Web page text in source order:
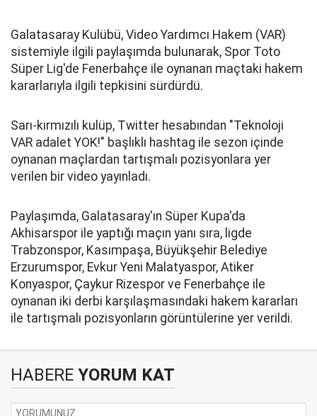
Galatasaray Kulübü, Video Yardımcı Hakem (VAR)
sistemiyle ilgili paylaşımda bulunarak, Spor Toto
Süper Lig'de Fenerbahçe ile oynanan maçtaki hakem
kararlarıyla ilgili tepkisini sürdürdü.
Sarı-kırmızılı kulüp, Twitter hesabından "Teknoloji
VAR adalet YOK!" başlıklı hashtag ile sezon içinde
oynanan maçlardan tartışmalı pozisyonlara yer
verilen bir video yayınladı.
Paylaşımda, Galatasaray'ın Süper Kupa'da
Akhisarspor ile yaptığı maçın yanı sıra, ligde
Trabzonspor, Kasımpaşa, Büyükşehir Belediye
Erzurumspor, Evkur Yeni Malatyaspor, Atiker
Konyaspor, Çaykur Rizespor ve Fenerbahçe ile
oynanan iki derbi karşılaşmasındaki hakem kararları
ile tartışmalı pozisyonların görüntülerine yer verildi.
HABERE YORUM KAT